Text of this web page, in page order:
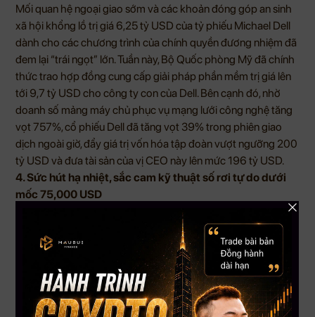
Mối quan hệ ngoại giao sớm và các khoản đóng góp an sinh
xã hội khổng lồ trị giá 6,25 tỷ USD của tỷ phiếu Michael Dell
dành cho các chương trình của chính quyền đương nhiệm đã
đem lại “trái ngọt” lớn. Tuần này, Bộ Quốc phòng Mỹ đã chính
thức trao hợp đồng cung cấp giải pháp phần mềm trị giá lên
tới 9,7 tỷ USD cho công ty con của Dell. Bên cạnh đó, nhờ
doanh số mảng máy chủ phục vụ mạng lưới công nghệ tăng
vọt 757%, cổ phiếu Dell đã tăng vọt 39% trong phiên giao
dịch ngoài giờ, đẩy giá trị vốn hóa tập đoàn vượt ngưỡng 200
tỷ USD và đưa tài sản của vị CEO này lên mức 196 tỷ USD.
4. Sức hút hạ nhiệt, sắc cam kỹ thuật số rơi tự do dưới
mốc 75,000 USD
Trái ngược hoàn toàn với sự thăng hoa của thị trường chứng
khoán, thị trường tài sản số đang trải qua giai đoạn ảm đạm
khi đồng tiền mã hóa lớn nhất thế giới chính thức “lệch pha”
và sụt giảm xuống dưới mốc 75,000 USD. Nguyên nhân
được xác định là do làn sóng chuyển dịch dòng vốn mạnh mẽ
từ các đơn vị khai thác hệ thống dữ liệu, khi họ bắt đầu thanh
lý nguồn dự trữ để chuyển sang đầu tư vào hạ tầng tính toán